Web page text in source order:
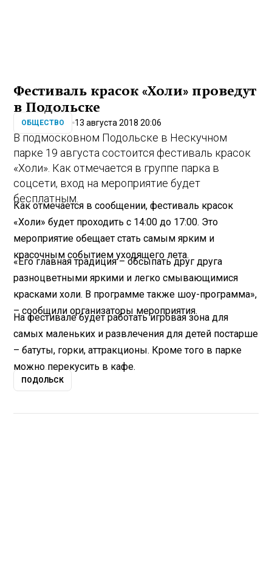
Фестиваль красок «Холи» проведут
в Подольске
ОБЩЕСТВО 13 августа 2018 20:06
В подмосковном Подольске в Нескучном
парке 19 августа состоится фестиваль красок
«Холи». Как отмечается в группе парка в
соцсети, вход на мероприятие будет
бесплатным.
Как отмечается в сообщении, фестиваль красок
«Холи» будет проходить с 14:00 до 17:00. Это
мероприятие обещает стать самым ярким и
красочным событием уходящего лета.
«Его главная традиция – обсыпать друг друга
разноцветными яркими и легко смывающимися
красками холи. В программе также шоу-программа»,
– сообщили организаторы мероприятия.
На фестивале будет работать игровая зона для
самых маленьких и развлечения для детей постарше
– батуты, горки, аттракционы. Кроме того в парке
можно перекусить в кафе.
ПОДОЛЬСК